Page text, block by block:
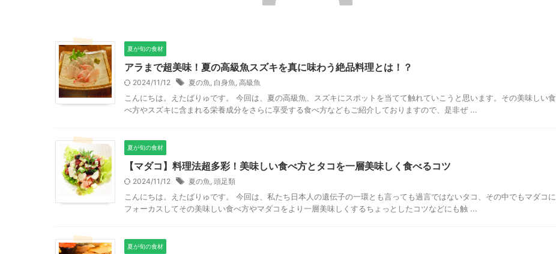
夏が旬の食材
アラまで超美味！夏の高級魚スズキを真に味わう絶品料理とは！？
2024/11/12 夏の魚, 白身魚, 高級魚
こんにちは。えたばりゅです。 今回は、夏の高級魚、スズキにスポットを当てて触れていこうと思います。その美味しい食
べ方やスズキに含まれる栄養成分をさらに享受する食べ方などもご紹介しておりますので、是非ぜ ...
夏が旬の食材
【マダコ】料理法超多彩！美味しい食べ方とタコを一層美味しく食べるコツ
2024/11/12 夏の魚, 頭足類
こんにちは。えたばりゅです。 今回は、私たち日本人の遺伝子の一環とも言っても過言ではないタコ、その中でもマダコに
フォーカスしてその美味しい食べ方やマダコをより一層美味しくするちょっとしたコツなどにも触 ...
夏が旬の食材